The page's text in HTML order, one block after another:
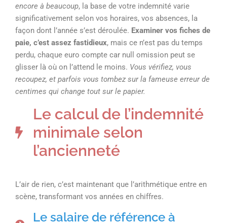
encore à beaucoup, la base de votre indemnité varie
significativement selon vos horaires, vos absences, la
façon dont l’année s’est déroulée. Examiner vos fiches de
paie, c’est assez fastidieux, mais ce n’est pas du temps
perdu, chaque euro compte car null omission peut se
glisser là où on l’attend le moins. Vous vérifiez, vous
recoupez, et parfois vous tombez sur la fameuse erreur de
centimes qui change tout sur le papier.
Le calcul de l’indemnité
minimale selon
l’ancienneté
L’air de rien, c’est maintenant que l’arithmétique entre en
scène, transformant vos années en chiffres.
Le salaire de référence à